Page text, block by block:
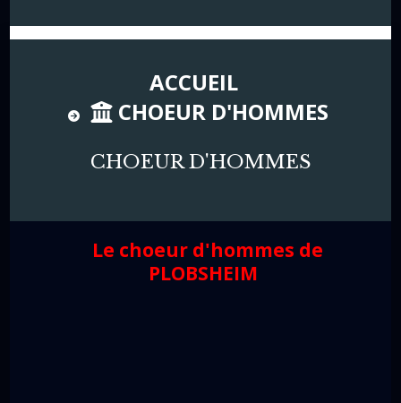
ACCUEIL
CHOEUR D'HOMMES
CHOEUR D'HOMMES
Le choeur d'hommes de
PLOBSHEIM